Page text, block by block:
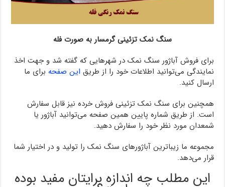
سنگ نمک تزئینی گرمسار به صورت فله
برای فروش آباژور سنگ نمک در شهرهایی که گفته شد و جهت اخذ
نمایندگی می‌توانید اطلاعات خود را از طریق این صفحه برای ما
ارسال کنید.
همچنین برای سنگ نمک تزئینی فروش خرده نیز قابل سفارش
است. از طریق شماره پایین همین صفحه می‌توانید آباژور یا
شمعدان مورد نظر خود را سفارش دهید.
مجموعه ما زیباترین آباژورهای سنگ نمک را تولید و در اختیار شما
قرار می‌دهد.
این مطلب چه اندازه برایتان مفید بوده